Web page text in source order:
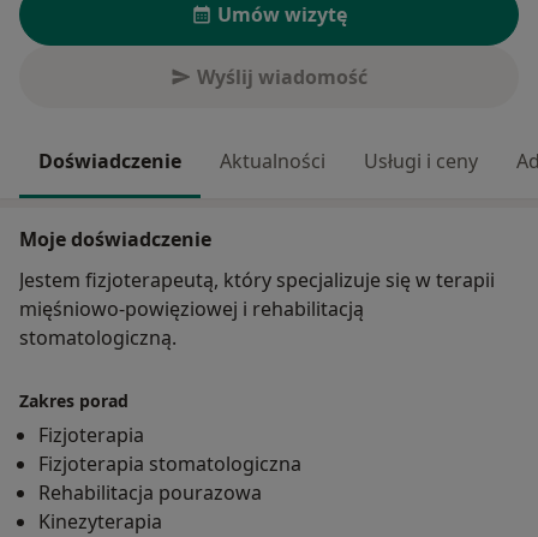
Umów wizytę
Wyślij wiadomość
Doświadczenie Aktualności Usługi i ceny
Moje doświadczenie
Jestem fizjoterapeutą, który specjalizuje się w terapii
mięśniowo-powięziowej i rehabilitacją
stomatologiczną.
Zakres porad
Fizjoterapia
Fizjoterapia stomatologiczna
Rehabilitacja pourazowa
Kinezyterapia